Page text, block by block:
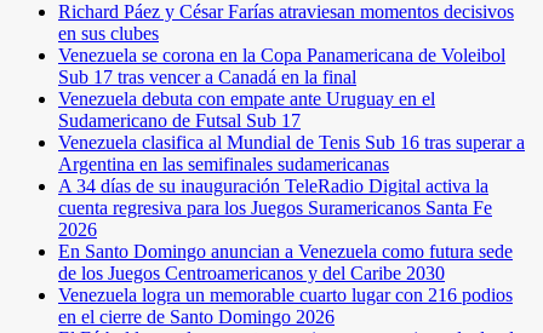
Richard Páez y César Farías atraviesan momentos decisivos
en sus clubes
Venezuela se corona en la Copa Panamericana de Voleibol
Sub 17 tras vencer a Canadá en la final
Venezuela debuta con empate ante Uruguay en el
Sudamericano de Futsal Sub 17
Venezuela clasifica al Mundial de Tenis Sub 16 tras superar a
Argentina en las semifinales sudamericanas
A 34 días de su inauguración TeleRadio Digital activa la
cuenta regresiva para los Juegos Suramericanos Santa Fe
2026
En Santo Domingo anuncian a Venezuela como futura sede
de los Juegos Centroamericanos y del Caribe 2030
Venezuela logra un memorable cuarto lugar con 216 podios
en el cierre de Santo Domingo 2026